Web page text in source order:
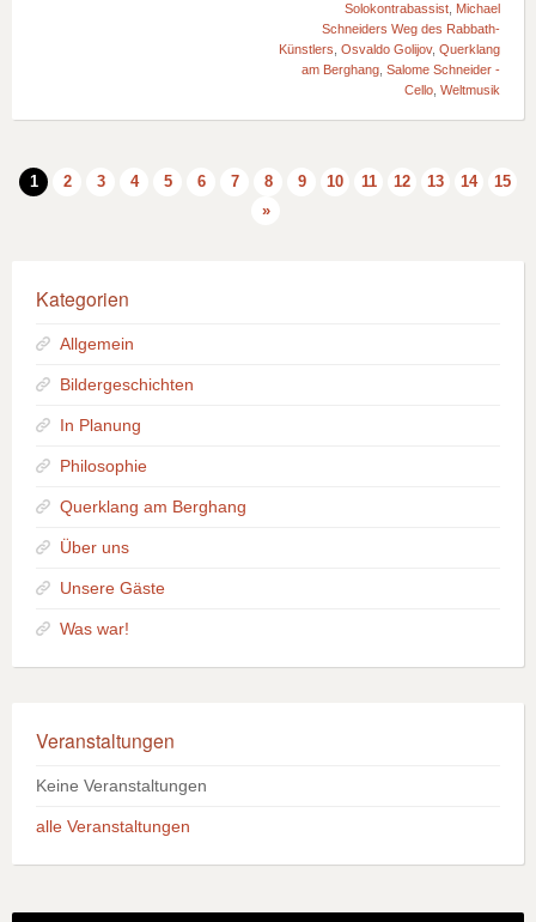
Solokontrabassist, Michael
Schneiders Weg des Rabbath-
Künstlers, Osvaldo Golijov, Querklang
am Berghang, Salome Schneider -
Cello, Weltmusik
1 2 3 4 5 6 7 8 9 10 11 12 13 14
15
»
Kategorien
Allgemein
Bildergeschichten
In Planung
Philosophie
Querklang am Berghang
Über uns
Unsere Gäste
Was war!
Veranstaltungen
Keine Veranstaltungen
alle Veranstaltungen